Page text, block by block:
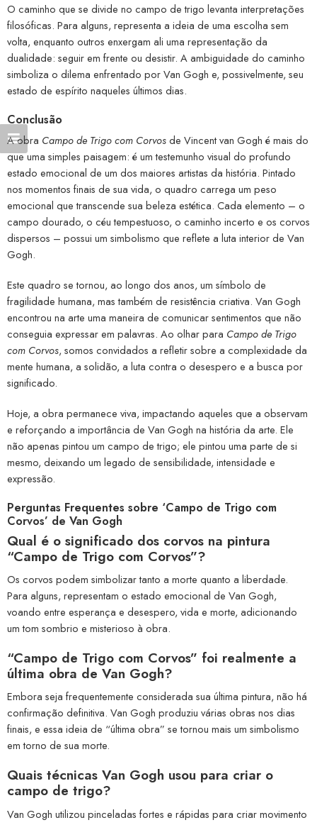
O caminho que se divide no campo de trigo levanta interpretações
filosóficas. Para alguns, representa a ideia de uma escolha sem
volta, enquanto outros enxergam ali uma representação da
dualidade: seguir em frente ou desistir. A ambiguidade do caminho
simboliza o dilema enfrentado por Van Gogh e, possivelmente, seu
estado de espírito naqueles últimos dias.
Conclusão
A obra Campo de Trigo com Corvosde Vincent van Gogh é mais do
que uma simples paisagem: é um testemunho visual do profundo
estado emocional de um dos maiores artistas da história. Pintado
nos momentos finais de sua vida, o quadro carrega um peso
emocional que transcende sua beleza estética. Cada elemento – o
campo dourado, o céu tempestuoso, o caminho incerto e os corvos
dispersos – possui um simbolismo que reflete a luta interior de Van
Gogh.
Este quadro se tornou, ao longo dos anos, um símbolo de
fragilidade humana, mas também de resistência criativa. Van Gogh
encontrou na arte uma maneira de comunicar sentimentos que não
conseguia expressar em palavras. Ao olhar para Campo de Trigo
com Corvos, somos convidados a refletir sobre a complexidade da
mente humana, a solidão, a luta contra o desespero e a busca por
significado.
Hoje, a obra permanece viva, impactando aqueles que a observam
e reforçando a importância de Van Gogh na história da arte. Ele
não apenas pintou um campo de trigo; ele pintou uma parte de si
mesmo, deixando um legado de sensibilidade, intensidade e
expressão.
Perguntas Frequentes sobre ‘Campo de Trigo com
Corvos’ de Van Gogh
Qual é o significado dos corvos na pintura
“Campo de Trigo com Corvos”?
Os corvos podem simbolizar tanto a morte quanto a liberdade.
Para alguns, representam o estado emocional de Van Gogh,
voando entre esperança e desespero, vida e morte, adicionando
um tom sombrio e misterioso à obra.
“Campo de Trigo com Corvos” foi realmente a
última obra de Van Gogh?
Embora seja frequentemente considerada sua última pintura, não há
confirmação definitiva. Van Gogh produziu várias obras nos dias
finais, e essa ideia de “última obra” se tornou mais um simbolismo
em torno de sua morte.
Quais técnicas Van Gogh usou para criar o
campo de trigo?
Van Gogh utilizou pinceladas fortes e rápidas para criar movimento